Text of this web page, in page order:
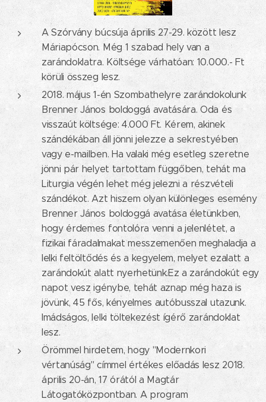
A Szórvány búcsúja április 27-29. között lesz
Máriapócson. Még 1 szabad hely van a
zarándoklatra. Költsége várhatóan: 10.000.- Ft
körüli összeg lesz.
2018. május 1-én Szombathelyre zarándokolunk
Brenner János boldoggá avatására. Oda és
visszaút költsége: 4.000 Ft. Kérem, akinek
szándékában áll jönni jelezze a sekrestyében
vagy e-mailben. Ha valaki még esetleg szeretne
jönni pár helyet tartottam függőben, tehát ma
Liturgia végén lehet még jelezni a részvételi
szándékot. Azt hiszem olyan különleges esemény
Brenner János boldoggá avatása életünkben,
hogy érdemes fontolóra venni a jelenlétet, a
fizikai fáradalmakat messzemenően meghaladja a
lelki feltöltődés és a kegyelem, melyet ezalatt a
zarándokút alatt nyerhetünk.Ez a zarándokút egy
napot vesz igénybe, tehát aznap még haza is
jövünk, 45 fős, kényelmes autóbusszal utazunk.
Imádságos, lelki töltekezést ígérő zarándoklat
lesz.
Örömmel hirdetem, hogy "Modernkori
vértanúság" címmel értékes előadás lesz 2018.
április 20-án, 17 órától a Magtár
Látogatóközpontban. A program